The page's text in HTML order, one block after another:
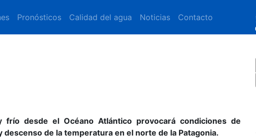
Pronósticos Calidad del agua Noticias Contacto
desde el Océano Atlántico provocará condiciones de
de la temperatura en el norte de la Patagonia.